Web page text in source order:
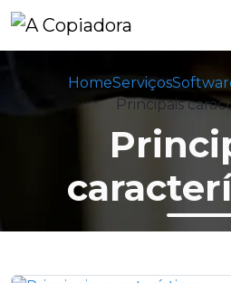
HomeServiços
Principais